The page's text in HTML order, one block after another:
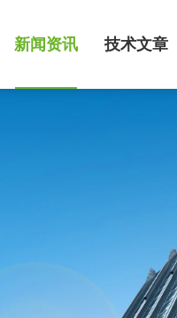
新闻资讯 技术文章